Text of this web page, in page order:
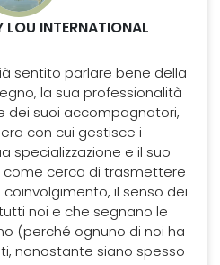
INTERNATIONAL
sentito parlare bene della
la sua professionalità
dei suoi accompagnatori,
con cui gestisce i
specializzazione e il suo
come cerca di trasmettere
il senso dei
noi e che segnano le
(perché ognuno di noi ha
nonostante siano spesso